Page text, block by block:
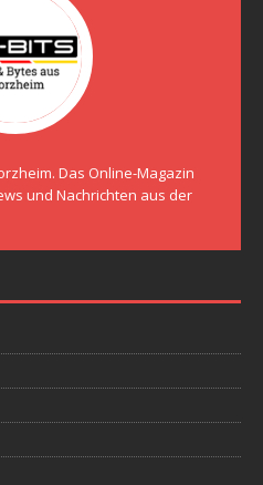
Das Online-Magazin
und Nachrichten aus der